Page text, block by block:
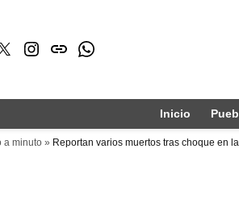
Instagram
issuuWhatsapp
Inicio
a minuto » Reportan varios muertos tras choque en